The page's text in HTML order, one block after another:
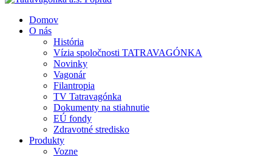
Domov
O nás
História
Vízia spoločnosti TATRAVAGÓNKA
Novinky
Vagonár
Filantropia
TV Tatravagónka
Dokumenty na stiahnutie
EÚ fondy
Zdravotné stredisko
Produkty
Vozne